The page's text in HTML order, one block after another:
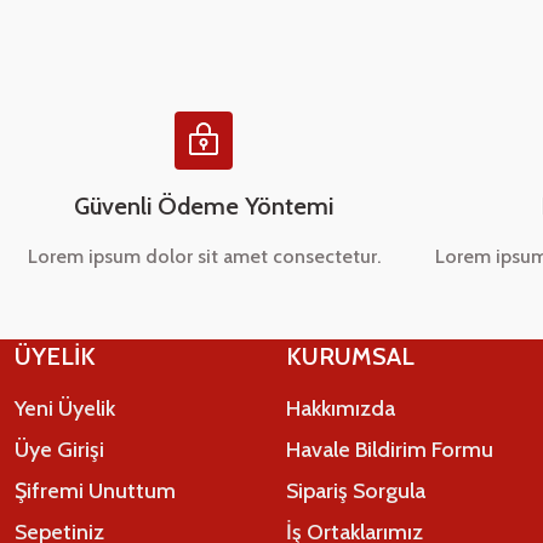
Bu ürüne benzer farklı alternatifler olmalı.
Güvenli Ödeme Yöntemi
Lorem ipsum dolor sit amet consectetur. Lorem
ÜYELİK
Yeni Üyelik
Üye Girişi
Şifremi Unuttum
Sepetiniz
KURUMSAL
Hakkımızda
Havale Bildirim Formu
Sipariş Sorgula
İş Ortaklarımız